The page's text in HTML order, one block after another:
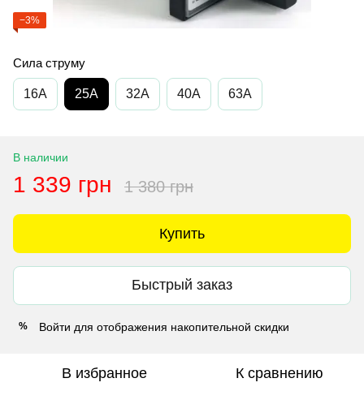
−3%
Сила струму
16A 25A 32A 40A 63A
В наличии
1 339 грн 1 380 грн
Купить
Быстрый заказ
% Войти для отображения накопительной скидки
В избранное К сравнению